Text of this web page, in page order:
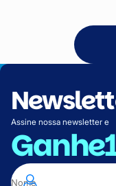
Assine nossa newsletter e
Ganhe